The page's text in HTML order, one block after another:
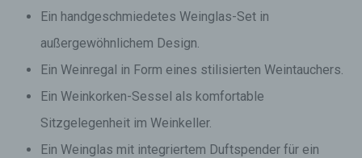
Ein handgeschmiedetes Weinglas-Set in
außergewöhnlichem Design.
Ein Weinregal in Form eines stilisierten Weintauchers.
Ein Weinkorken-Sessel als komfortable
Sitzgelegenheit im Weinkeller.
Ein Weinglas mit integriertem Duftspender für ein